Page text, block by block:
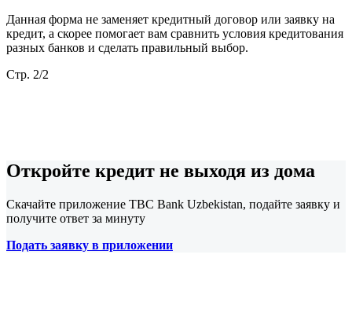
Данная форма не заменяет кредитный договор или заявку на
кредит, а скорее помогает вам сравнить условия кредитования
разных банков и сделать правильный выбор.
Стр. 2/2
Откройте кредит не выходя из дома
Скачайте приложение TBC Bank Uzbekistan, подайте заявку и
получите ответ за минуту
Подать заявку в приложении